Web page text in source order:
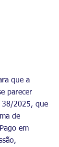
que a
parecer
38/2025, que
de
em